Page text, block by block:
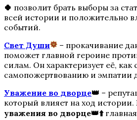
Бюро Параллельных Миров
🍀 позволит брать выборы за
всей истории и положительно
событий.
Свет Души
– прокачивание
поможет главной героине
силам. Он характеризует её, как
самопожертвованию и эмпатии
Уважение во дворце👑 –
который влияет на ход истории.
уважения во дворце👑⬆️